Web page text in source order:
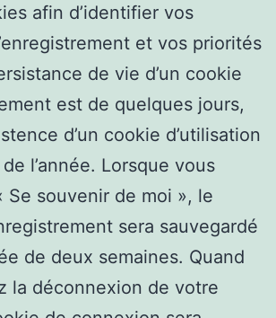
afin d’identifier vos
et vos priorités
de vie d’un cookie
est de quelques jours,
d’un cookie d’utilisation
l’année. Lorsque vous
Se souvenir de moi », le
sera sauvegardé
de deux semaines. Quand
la déconnexion de votre